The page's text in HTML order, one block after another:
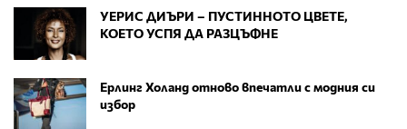
УЕРИС ДИЪРИ – ПУСТИННОТО ЦВЕТЕ,
КОЕТО УСПЯ ДА РАЗЦЪФНЕ
Ерлинг Холанд отново впечатли с модния си
избор